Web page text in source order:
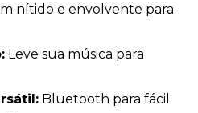
nítido e envolvente para
Leve sua música para
Bluetooth para fácil